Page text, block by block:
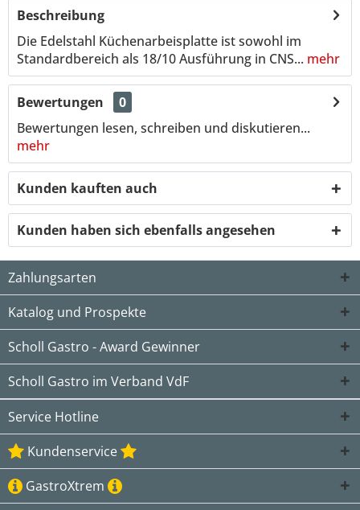
Beschreibung
Die Edelstahl Küchenarbeisplatte ist sowohl im
Standardbereich als 18/10 Ausführung in CNS... mehr
Bewertungen
0
Bewertungen lesen, schreiben und diskutieren...
mehr
Kunden kauften auch
Kunden haben sich ebenfalls angesehen
Zahlungsarten
Katalog und Prospekte
Scholl Gastro - Award Gewinner
Scholl Gastro im Verband VdF
Service Hotline
Kundenservice
GastroXtrem